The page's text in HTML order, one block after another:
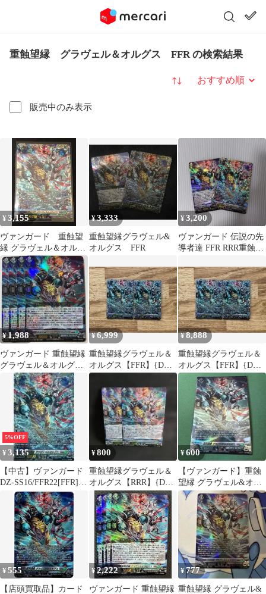
重蝕望縁 グラヴェル＆オルグス FFR の検索結果
販売中のみ表示
並び替え
¥3,155
ヴァンガード 重蝕望
縁 グラヴェル＆オルグ
ス FFR #tu
¥3,333
重蝕望縁グラヴェル&
オルグス FFR
¥3,200
ヴァンガード 伝説の先
導者達 FFR RRR重蝕望
ス
¥1,988
ヴァンガード 重蝕望縁
グラヴェル＆オルグス
¥6,999
重蝕望縁グラヴェル＆
オルグス【FFR】{DZ-
SS16/FFR22} 2枚
¥8,888
重蝕望縁グラヴェル＆
オルグス【FFR】{DZ-
SS16/FFR22} 2枚
5%OFF
¥3,135
【中古】ヴァンガード
DZ-SS16/FFR22[FFR]：
重蝕望縁 グラヴェル＆
オルグス
¥800
重蝕望縁グラヴェル＆
オルグス【RRR】{DZ-
SS16/029}
¥600
【ヴァンガード】重蝕
望縁 グラヴェル&オル
グス SR 1枚
¥555
【店頭買取品】カード
¥2,222
ヴァンガード 重蝕望縁
¥777
重蝕望縁 グラヴェル&